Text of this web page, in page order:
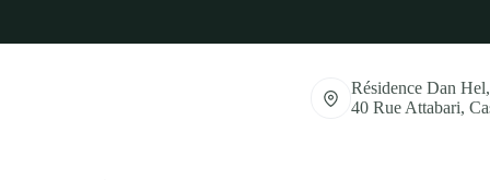
Résidence Dan Hel,
40 Rue Attabari,